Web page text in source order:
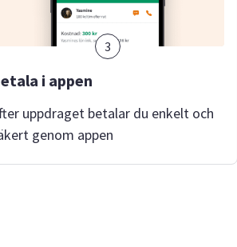
3
i appen
uppdraget betalar du enkelt och
genom appen